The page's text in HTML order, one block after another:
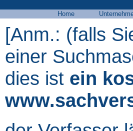
Home
[Anm.: (falls
einer
dies ist ein